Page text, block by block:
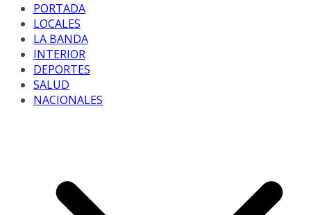
PORTADA
LOCALES
LA BANDA
INTERIOR
DEPORTES
SALUD
NACIONALES